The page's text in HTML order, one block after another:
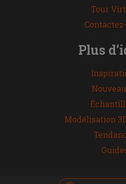
Tour
Plus
Modélisation